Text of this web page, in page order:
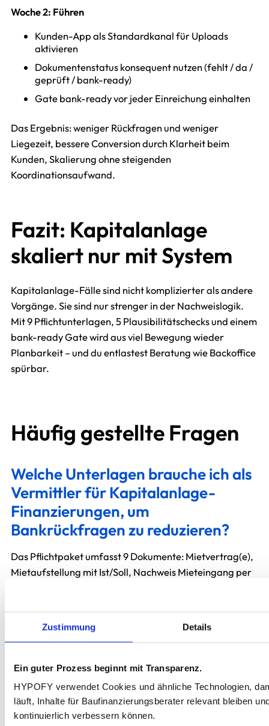
Zustimmung Details
Ein guter Prozess beginnt mit Transparenz.
HYPOFY verwendet Cookies und ähnliche Technologien,
läuft, Inhalte für Baufinanzierungsberater relevant bleiben
kontinuierlich verbessern können.
Woche 2: Führen
Kunden-App als Standardkanal für Uploads
aktivieren
Dokumentenstatus konsequent nutzen (fehlt / da /
geprüft / bank-ready)
Gate bank-ready vor jeder Einreichung einhalten
Das Ergebnis: weniger Rückfragen und weniger
Liegezeit, bessere Conversion durch Klarheit beim
Kunden, Skalierung ohne steigenden
Koordinationsaufwand.
Fazit: Kapitalanlage
skaliert nur mit System
Kapitalanlage-Fälle sind nicht komplizierter als andere
Vorgänge. Sie sind nur strenger in der Nachweislogik.
Mit 9 Pflichtunterlagen, 5 Plausibilitätschecks und einem
bank-ready Gate wird aus viel Bewegung wieder
Planbarkeit – und du entlastest Beratung wie Backoffice
spürbar.
Häufig gestellte Fragen
Welche Unterlagen brauche ich als
Vermittler für Kapitalanlage-
Finanzierungen, um
Bankrückfragen zu reduzieren?
Das Pflichtpaket umfasst 9 Dokumente: Mietvertrag(e),
Mietaufstellung mit Ist/Soll, Nachweis Mieteingang per
Energieausweis sowie Eigenkapitalnachweis. Ergänze
Miete, Leerstand, Bewirtschaftungskosten,
Verpflichtungen und EK-Herkunft. In HYPOFY führst du
Status (fehlt / da / geprüft / bank-ready) je Dokument
und setzt ein Gate vor der Einreichung – so sinken